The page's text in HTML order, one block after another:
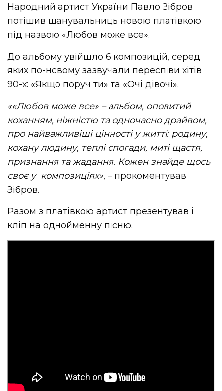
Народний артист України Павло Зібров
потішив шанувальниць новою платівкою
під назвою «Любов може все».
До альбому увійшло 6 композицій, серед
яких по-новому зазвучали переспіви хітів
90-х: «Якщо поруч ти» та «Очі дівочі».
««Любов може все» – альбом, оповитий
коханням, ніжністю та одночасно драйвом,
про найважливіші цінності у житті: родину,
кохану людину, теплі спогади, миті щастя,
признання та жадання. Кожен знайде щось
своє у композиціях», – прокоментував
Зібров.
Разом з платівкою артист презентував і
кліп на однойменну пісню.